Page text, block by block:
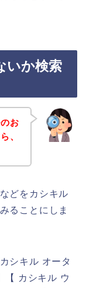
いか検索
お
、
どをカシキル
ることにしま
シキル オータ
【 カシキル ウ